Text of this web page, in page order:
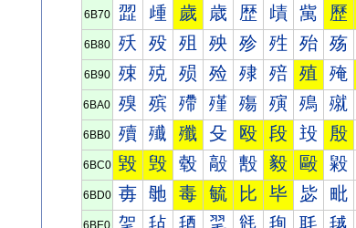
6B70 歰 歱 歲 歳 歴 歵 歶 歷
6B80 殀 殁 殂 殃 殄 殅 殆 殇
6B90 殐 殑 殒 殓 殔 殕 殖 殗
6BA0 殠 殡 殢 殣 殤 殥 殦 殧
6BB0 殰 殱 殲 殳 殴 段 殶 殷
6BC0 毀 毁 毂 毃 毄 毅 毆 毇
6BD0 毐 毑 毒 毓 比 毕 毖 毗
6BE0 毠 毡 毢 毣 毤 毥 毦 毧